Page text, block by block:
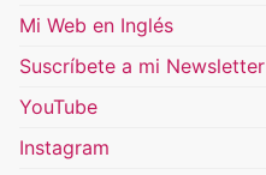
Mi Web en Inglés
Suscríbete a mi Newsletter
YouTube
Instagram